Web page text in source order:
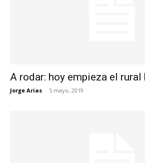
A rodar: hoy empieza el rural
Jorge Arias - 5 mayo, 2019